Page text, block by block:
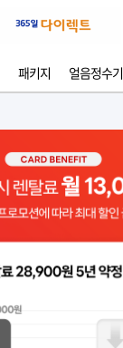
패키지 얼음정수기